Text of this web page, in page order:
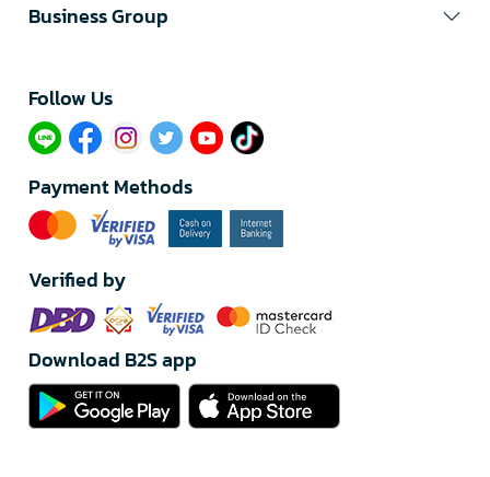
Business Group
Follow Us​
Payment Methods
Verified by
Download B2S app